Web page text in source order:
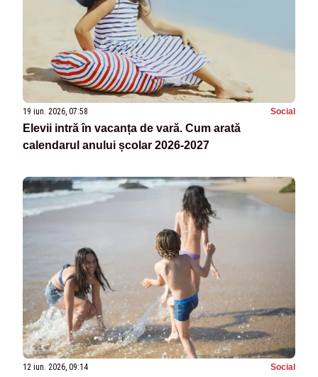
19 iun. 2026, 07:58 Social
Elevii intră în vacanța de vară. Cum arată
calendarul anului școlar 2026-2027
12 iun. 2026, 09:14 Social